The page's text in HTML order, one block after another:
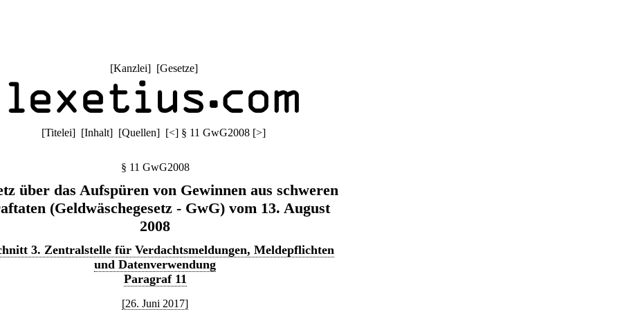
[Kanzlei] [Gesetze]
[Titelei] [Inhalt] [Quellen] [<] § 11 GwG2008 [>]
§ 11 GwG2008
über das Aufspüren von Gewinnen aus schweren
(Geldwäschegesetz - GwG) vom 13. August
2008
3. Zentralstelle für Verdachtsmeldungen, Meldepflichten
und Datenverwendung
Paragraf 11
[26. Juni 2017]